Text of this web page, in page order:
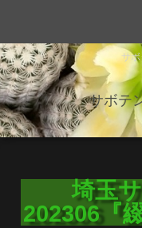
サボ
サボテ
埼玉
202306『